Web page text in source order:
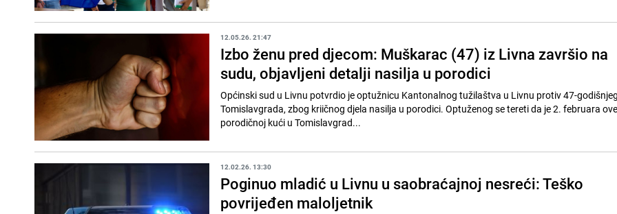
12.05.26. 21:47
Izbo ženu pred djecom: Muškarac (47) iz Livna završio na
sudu, objavljeni detalji nasilja u porodici
Općinski sud u Livnu potvrdio je optužnicu Kantonalnog tužilaštva u Livnu protiv 47-
Tomislavgrada, zbog kriičnog djela nasilja u porodici. Optuženog se tereti da je 2. februara
porodičnoj kući u Tomislavgrad...
12.02.26. 13:30
Poginuo mladić u Livnu u saobraćajnoj nesreći: Teško
povrijeđen maloljetnik